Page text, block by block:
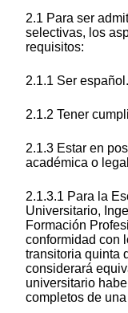
2.1 Para ser
selectivas, los
requisitos:
2.1.1 Ser español.
2.1.2 Tener
2.1.3 Estar en
académica o
2.1.3.1 Para la
Universitario,
Formación
conformidad con
transitoria quinta
considerará
universitario
completos de